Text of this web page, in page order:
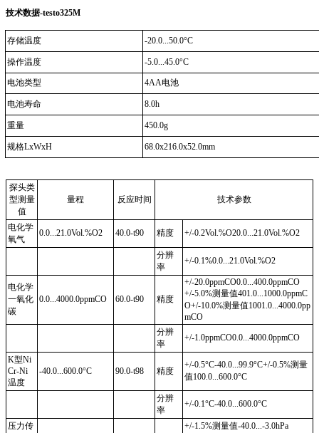
技术数据-testo325M
存储温度 -20.0...50.0°C
操作温度 -5.0...45.0°C
电池类型 4AA电池
电池寿命 8.0h
重量 450.0g
规格LxWxH 68.0x216.0x52.0mm
探头类
型测量
值
量程 反应时间 技术参数
电化学
氧气
0.0...21.0Vol.%O2 40.0-t90 精度 +/-0.2Vol.%O20.0...21.0Vol.%O2
分辨
率
+/-0.1%0.0...21.0Vol.%O2
电化学
一氧化
碳
0.0...4000.0ppmCO 60.0-t90 精度
+/-20.0ppmCO0.0...400.0ppmCO
+/-5.0%测量值401.0...1000.0ppmC
O+/-10.0%测量值1001.0...4000.0pp
mCO
分辨
率
+/-1.0ppmCO0.0...4000.0ppmCO
K型Ni
Cr-Ni
温度
-40.0...600.0°C 90.0-t98 精度
+/-0.5°C-40.0...99.9°C+/-0.5%测量
值100.0...600.0°C
分辨
率
+/-0.1°C-40.0...600.0°C
压力传
+/-1.5%测量值-40.0...-3.0hPa